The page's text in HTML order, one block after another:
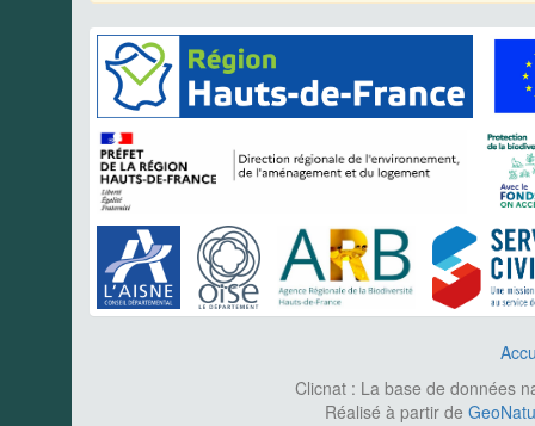
Clicnat : La base de données
Réalisé à partir de